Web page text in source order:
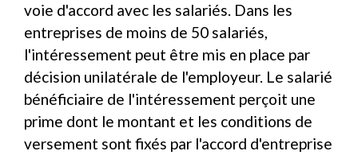
voie d'accord avec les salariés. Dans les
entreprises de moins de 50 salariés,
l'intéressement peut être mis en place par
décision unilatérale de l'employeur. Le salarié
bénéficiaire de l'intéressement perçoit une
prime dont le montant et les conditions de
versement sont fixés par l'accord d'entreprise